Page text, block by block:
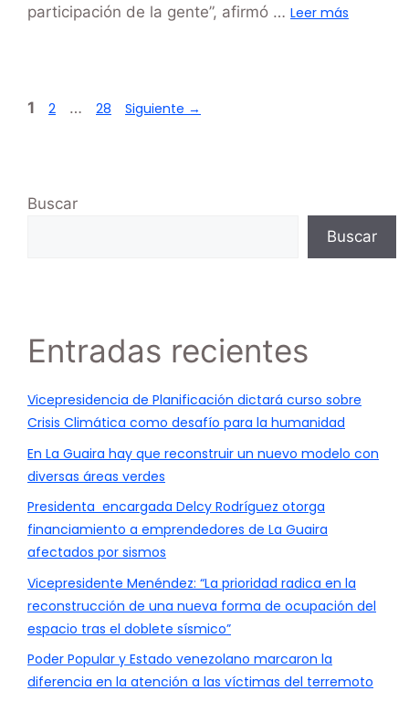
participación de la gente”, afirmó … Leer más
1 2 … 28 Siguiente →
Buscar
Buscar
Entradas recientes
Vicepresidencia de Planificación dictará curso sobre
Crisis Climática como desafío para la humanidad
En La Guaira hay que reconstruir un nuevo modelo con
diversas áreas verdes
Presidenta encargada Delcy Rodríguez otorga
financiamiento a emprendedores de La Guaira
afectados por sismos
Vicepresidente Menéndez: “La prioridad radica en la
reconstrucción de una nueva forma de ocupación del
espacio tras el doblete sísmico”
Poder Popular y Estado venezolano marcaron la
diferencia en la atención a las víctimas del terremoto